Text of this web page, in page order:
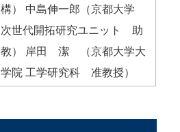
構） 中島伸一郎（京都大学
次世代開拓研究ユニット 助
教） 岸田 潔 （京都大学大
学院 工学研究科 准教授）